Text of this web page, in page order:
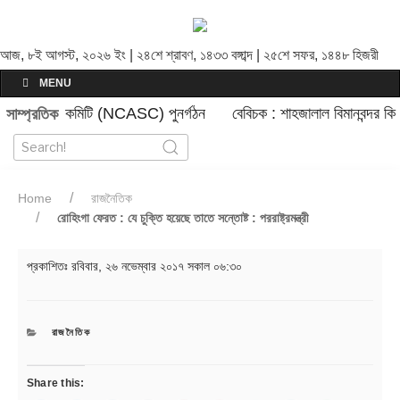
আজ, ৮ই আগস্ট, ২০২৬ ইং | ২৪শে শ্রাবণ, ১৪৩৩ বঙ্গাব্দ | ২৫শে সফর, ১৪৪৮ হিজরী
MENU
সাম্প্রতিক
নিরাপত্তা কমিটি (NCASC) পুনর্গঠন বেবিচক : শাহজালাল বিমানবন্দর
Home
রাজনৈতিক
রোহিংগা ফেরত : যে চুক্তি হয়েছে তাতে সন্তোষ্ট : পররাষ্ট্রমন্ত্রী
প্রকাশিতঃ রবিবার, ২৬ নভেম্বার ২০১৭ সকাল ০৬:৩০
CATEGORIES
রাজনৈতিক
Share this: